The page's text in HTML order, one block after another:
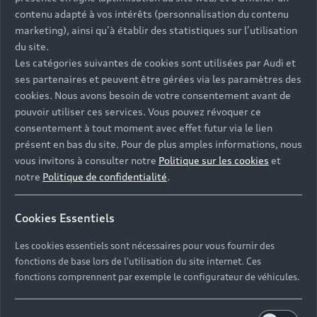
Informations et Service Clients
Accessibilité - Clients Sourds et Malentendants
Trouver mon Partenaire Audi
Berline
Avant
SUV électrique
SUV hybride
SUV
SUV compact
Financer mon Audi
Audi rent : location courte durée
Espace Client Audi Financial Services
Heycar
Voiture hybride
Voiture commerciale
Voiture de direction
SUV société
Achat véhicule de société
Flotte automobile
Entretenir et réparer mon Audi
Offres Après-Vente
Accessoires et équipements
Espace personnel myAudi
Informations client
Functions on Demand
Action de Service EA 189
Audi Assistance
Campagne de rappel Airbag Takata
Histoire du progrès
Notre vision
Nos technologies
myAudi experience
Carrières
© 2026 Audi France. Tous droits réservés.
Mentions légales
Politique sur les cookies
Gérer vos cookies
Politique de confidentialité
Système de lanceur d'alerte
Devis & RDV entretien en ligne
Opérateurs indépendants
Réseau Audi
Recevez toute l'actualité Audi
contenu adapté à vos intérêts (personnalisation du contenu
marketing), ainsi qu’à établir des statistiques sur l’utilisation
du site.
Les catégories suivantes de cookies sont utilisées par Audi et
ses partenaires et peuvent être gérées via les paramètres des
cookies. Nous avons besoin de votre consentement avant de
pouvoir utiliser ces services. Vous pouvez révoquer ce
consentement à tout moment avec effet futur via le lien
présent en bas du site. Pour de plus amples informations, nous
vous invitons à consulter notre Politique sur les cookies et
notre Politique de confidentialité.
Cookies Essentiels
Les cookies essentiels sont nécessaires pour vous fournir des
fonctions de base lors de l'utilisation du site internet. Ces
fonctions comprennent par exemple le configurateur de véhicules.